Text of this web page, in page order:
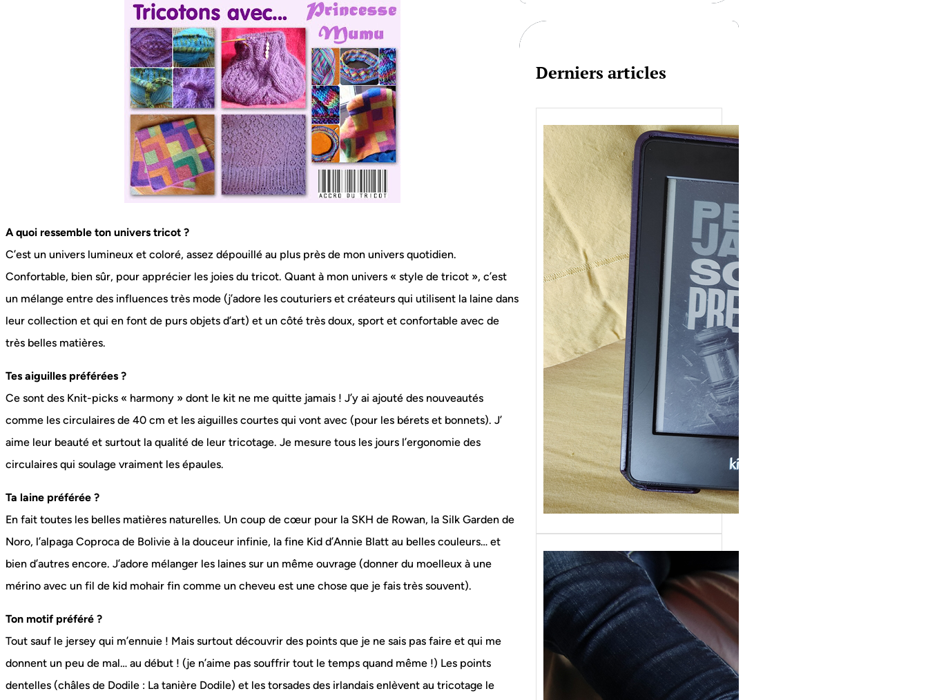
A quoi ressemble ton univers tricot ?
C’est un univers lumineux et coloré, assez dépouillé au plus près de mon univers quotidien.
Confortable, bien sûr, pour apprécier les joies du tricot. Quant à mon univers « style de tricot », c’est
un mélange entre des influences très mode (j’adore les couturiers et créateurs qui utilisent la laine dans
leur collection et qui en font de purs objets d’art) et un côté très doux, sport et confortable avec de
très belles matières.
Tes aiguilles préférées ?
Ce sont des Knit-picks « harmony » dont le kit ne me quitte jamais ! J’y ai ajouté des nouveautés
comme les circulaires de 40 cm et les aiguilles courtes qui vont avec (pour les bérets et bonnets). J’
aime leur beauté et surtout la qualité de leur tricotage. Je mesure tous les jours l’ergonomie des
circulaires qui soulage vraiment les épaules.
Ta laine préférée ?
En fait toutes les belles matières naturelles. Un coup de cœur pour la SKH de Rowan, la Silk Garden de
Noro, l’alpaga Coproca de Bolivie à la douceur infinie, la fine Kid d’Annie Blatt au belles couleurs… et
bien d’autres encore. J’adore mélanger les laines sur un même ouvrage (donner du moelleux à une
mérino avec un fil de kid mohair fin comme un cheveu est une chose que je fais très souvent).
Ton motif préféré ?
Tout sauf le jersey qui m’ennuie ! Mais surtout découvrir des points que je ne sais pas faire et qui me
donnent un peu de mal… au début ! (je n’aime pas souffrir tout le temps quand même !) Les points
dentelles (châles de Dodile : La tanière Dodile) et les torsades des irlandais enlèvent au tricotage le
h
Derniers articles
Je bouquine #149
Sans grande surprise, j’ai
replongé dans la série
« Roy Grace »…